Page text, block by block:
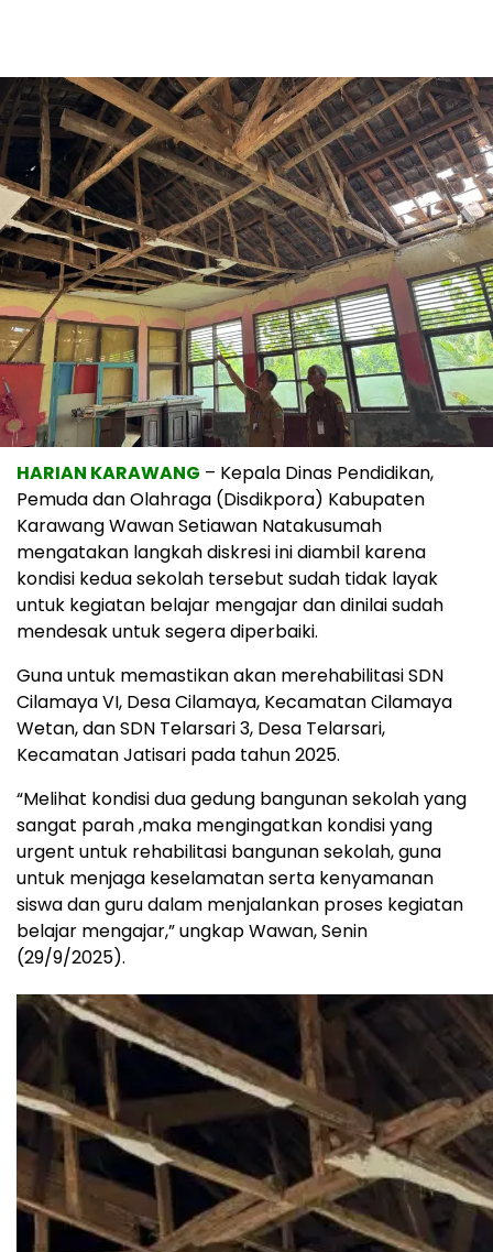
HARIAN KARAWANG – Kepala Dinas Pendidikan,
Pemuda dan Olahraga (Disdikpora) Kabupaten
Karawang Wawan Setiawan Natakusumah
mengatakan langkah diskresi ini diambil karena
kondisi kedua sekolah tersebut sudah tidak layak
untuk kegiatan belajar mengajar dan dinilai sudah
mendesak untuk segera diperbaiki.
Guna untuk memastikan akan merehabilitasi SDN
Cilamaya VI, Desa Cilamaya, Kecamatan Cilamaya
Wetan, dan SDN Telarsari 3, Desa Telarsari,
Kecamatan Jatisari pada tahun 2025.
“Melihat kondisi dua gedung bangunan sekolah yang
sangat parah ,maka mengingatkan kondisi yang
urgent untuk rehabilitasi bangunan sekolah, guna
untuk menjaga keselamatan serta kenyamanan
siswa dan guru dalam menjalankan proses kegiatan
belajar mengajar,” ungkap Wawan, Senin
(29/9/2025).